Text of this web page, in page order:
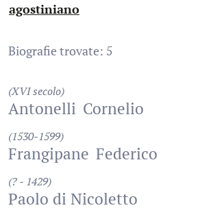
agostiniano
Biografie trovate: 5
(XVI secolo)
Antonelli Cornelio
(1530-1599)
Frangipane Federico
(? - 1429)
Paolo di Nicoletto